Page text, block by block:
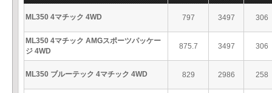
ML350 4マチック 4WD 797 3497 306
ML350 4マチック AMGスポーツパッケー
ジ 4WD
875.7 3497 306
ML350 ブルーテック 4マチック 4WD 829 2986 258